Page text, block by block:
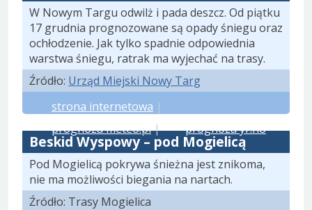
W Nowym Targu odwilż i pada deszcz. Od piątku
17 grudnia prognozowane są opady śniegu oraz
ochłodzenie. Jak tylko spadnie odpowiednia
warstwa śniegu, ratrak ma wyjechać na trasy.
Źródło: Urząd Miejski Nowy Targ
strona internetowa |
prognoza meteo.pl| prognoza yr.no
Beskid Wyspowy – pod Mogielicą
Pod Mogielicą pokrywa śnieżna jest znikoma,
nie ma możliwości biegania na nartach.
Źródło: Trasy Mogielica